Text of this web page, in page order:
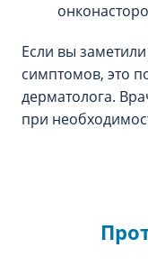
Если вы
симптомов, это
дерматолога.
при